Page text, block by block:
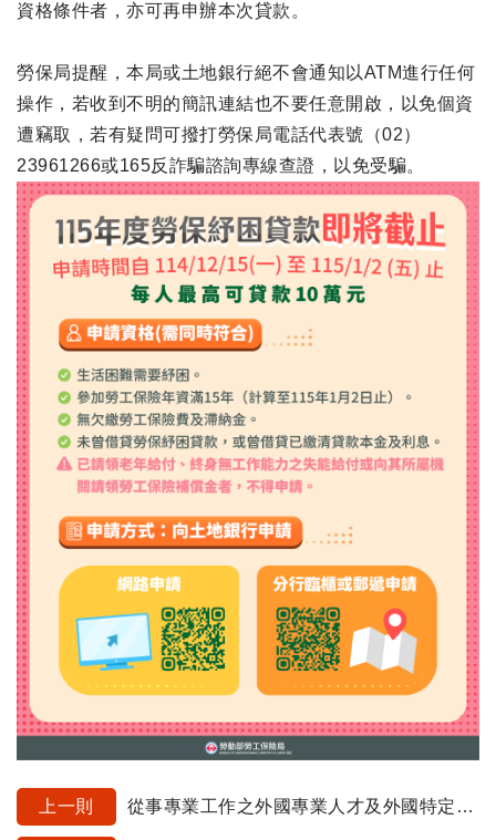
資格條件者，亦可再申辦本次貸款。
勞保局提醒，本局或土地銀行絕不會通知以ATM進行任何
操作，若收到不明的簡訊連結也不要任意開啟，以免個資
遭竊取，若有疑問可撥打勞保局電話代表號（02）
23961266或165反詐騙諮詢專線查證，以免受騙。
上一則 從事專業工作之外國專業人才及外國特定專業人才， 自115年1月1日起適用勞工退休金條例